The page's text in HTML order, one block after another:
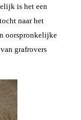
is het een
naar het
oorspronkelijke
grafrovers